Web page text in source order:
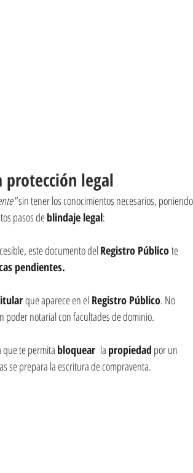
legal
sin tener los conocimientos necesarios, poniendo
pasos de blindaje legal:
este documento del Registro Público te
pendientes.
que aparece en el Registro Público. No
poder notarial con facultades de dominio.
que te permita bloquear la propiedad por un
se prepara la escritura de compraventa.